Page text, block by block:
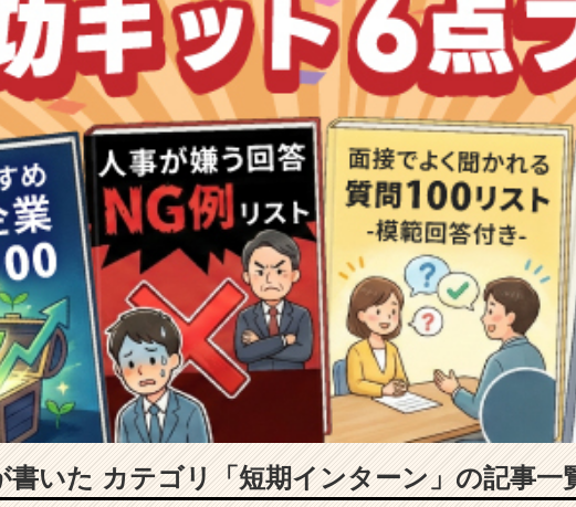
いた カテゴリ「短期インターン」の記事一